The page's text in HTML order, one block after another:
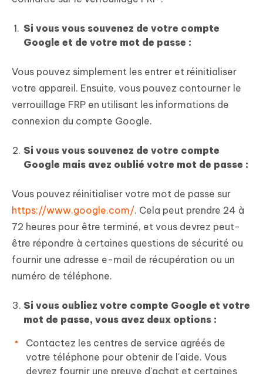
Si vous vous souvenez de votre compte
Google et de votre mot de passe :
Vous pouvez simplement les entrer et réinitialiser
votre appareil. Ensuite, vous pouvez contourner le
verrouillage FRP en utilisant les informations de
connexion du compte Google.
Si vous vous souvenez de votre compte
Google mais avez oublié votre mot de passe :
Vous pouvez réinitialiser votre mot de passe sur
https://www.google.com/. Cela peut prendre 24 à
72 heures pour être terminé, et vous devrez peut-
être répondre à certaines questions de sécurité ou
fournir une adresse e-mail de récupération ou un
numéro de téléphone.
Si vous oubliez votre compte Google et votre
mot de passe, vous avez deux options :
Contactez les centres de service agréés de
votre téléphone pour obtenir de l'aide. Vous
devrez fournir une preuve d'achat et certaines